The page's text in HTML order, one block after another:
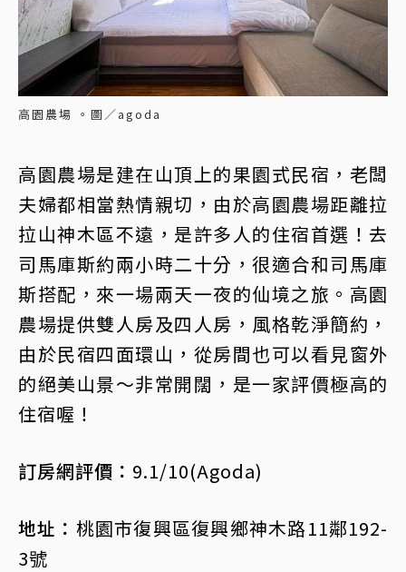
高園農場 。圖／agoda
高園農場是建在山頂上的果園式民宿，老闆
夫婦都相當熱情親切，由於高園農場距離拉
拉山神木區不遠，是許多人的住宿首選！去
司馬庫斯約兩小時二十分，很適合和司馬庫
斯搭配，來一場兩天一夜的仙境之旅。高園
農場提供雙人房及四人房，風格乾淨簡約，
由於民宿四面環山，從房間也可以看見窗外
的絕美山景～非常開闊，是一家評價極高的
住宿喔！
訂房網評價： 9.1/10(Agoda)
地址： 桃園市復興區復興鄉神木路11鄰192-
3號